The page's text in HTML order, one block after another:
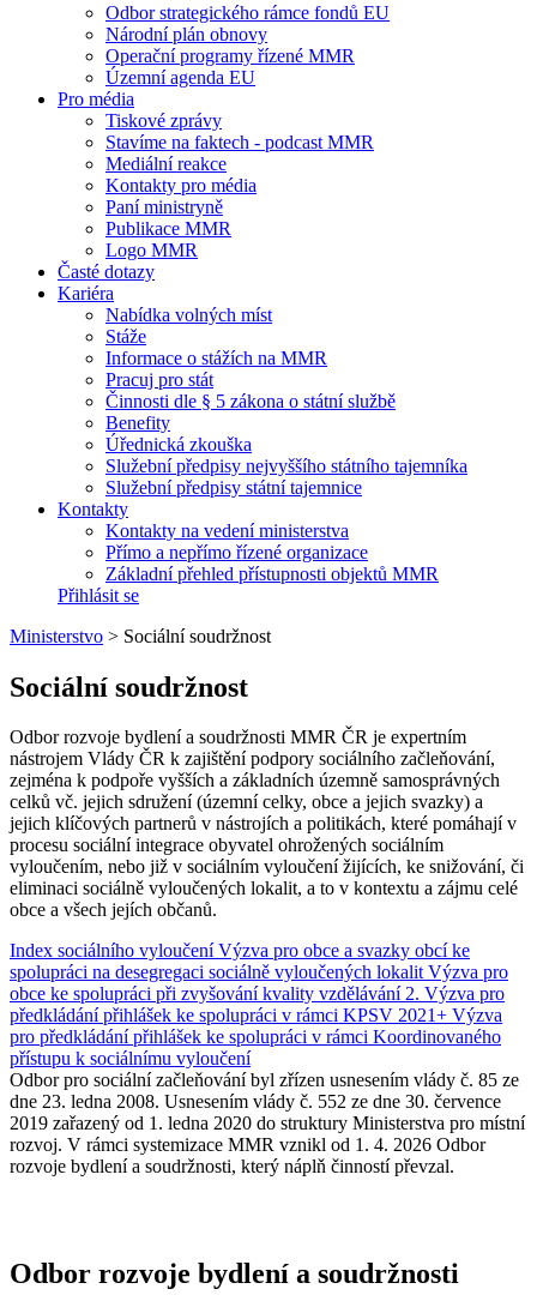
Odbor strategického rámce fondů EU
Národní plán obnovy
Operační programy řízené MMR
Územní agenda EU
Pro média
Tiskové zprávy
Stavíme na faktech - podcast MMR
Mediální reakce
Kontakty pro média
Paní ministryně
Publikace MMR
Logo MMR
Časté dotazy
Kariéra
Nabídka volných míst
Stáže
Informace o stážích na MMR
Pracuj pro stát
Činnosti dle § 5 zákona o státní službě
Benefity
Úřednická zkouška
Služební předpisy nejvyššího státního tajemníka
Služební předpisy státní tajemnice
Kontakty
Kontakty na vedení ministerstva
Přímo a nepřímo řízené organizace
Základní přehled přístupnosti objektů MMR
Přihlásit se
Ministerstvo > Sociální soudržnost
Sociální soudržnost
Odbor rozvoje bydlení a soudržnosti MMR ČR je expertním
nástrojem Vlády ČR k zajištění podpory sociálního začleňování,
zejména k podpoře vyšších a základních územně samosprávných
celků vč. jejich sdružení (územní celky, obce a jejich svazky) a
jejich klíčových partnerů v nástrojích a politikách, které pomáhají v
procesu sociální integrace obyvatel ohrožených sociálním
vyloučením, nebo již v sociálním vyloučení žijících, ke snižování, či
eliminaci sociálně vyloučených lokalit, a to v kontextu a zájmu celé
obce a všech jejích občanů.
Index sociálního vyloučeníVýzva pro obce a svazky obcí ke
spolupráci na desegregaci sociálně vyloučených lokalitVýzva pro
obce ke spolupráci při zvyšování kvality vzdělávání2. Výzva pro
předkládání přihlášek ke spolupráci v rámci KPSV 2021+ Výzva
pro předkládání přihlášek ke spolupráci v rámci Koordinovaného
přístupu k sociálnímu vyloučení
Odbor pro sociální začleňování byl zřízen usnesením vlády č. 85 ze
dne 23. ledna 2008. Usnesením vlády č. 552 ze dne 30. července
2019 zařazený od 1. ledna 2020 do struktury Ministerstva pro místní
rozvoj. V rámci systemizace MMR vznikl od 1. 4. 2026 Odbor
rozvoje bydlení a soudržnosti, který náplň činností převzal.
Odbor rozvoje bydlení a soudržnosti